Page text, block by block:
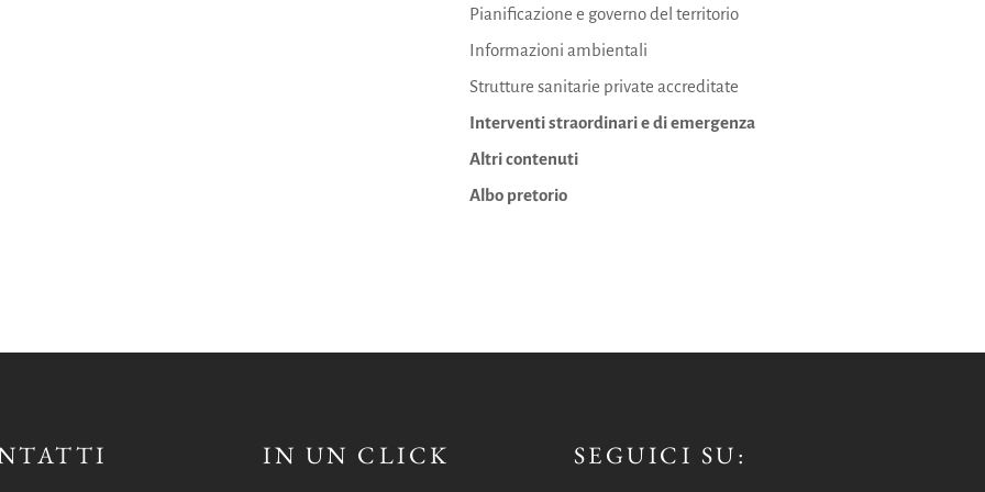
Pianificazione e governo del territorio
Informazioni ambientali
Strutture sanitarie private accreditate
Interventi straordinari e di emergenza
Altri contenuti
Albo pretorio
IN UN CLICK SEGUICI SU: